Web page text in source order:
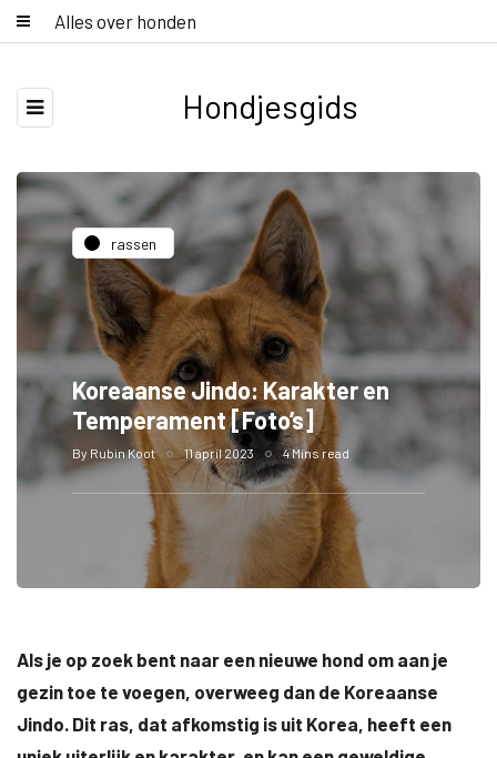
Alles over honden
Hondjesgids
rassen
Koreaanse Jindo: Karakter en
Temperament [Foto’s]
By Rubin Koot 11 april 2023 4 Mins read
Als je op zoek bent naar een nieuwe hond om aan je
gezin toe te voegen, overweeg dan de Koreaanse
Jindo. Dit ras, dat afkomstig is uit Korea, heeft een